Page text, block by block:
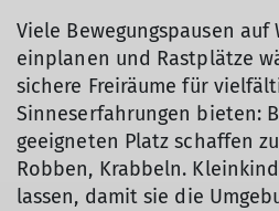
Viele Bewegungspausen auf
einplanen und Rastplätze
sichere Freiräume für
Sinneserfahrungen bieten:
geeigneten Platz schaffen
Robben, Krabbeln.
lassen, damit sie die